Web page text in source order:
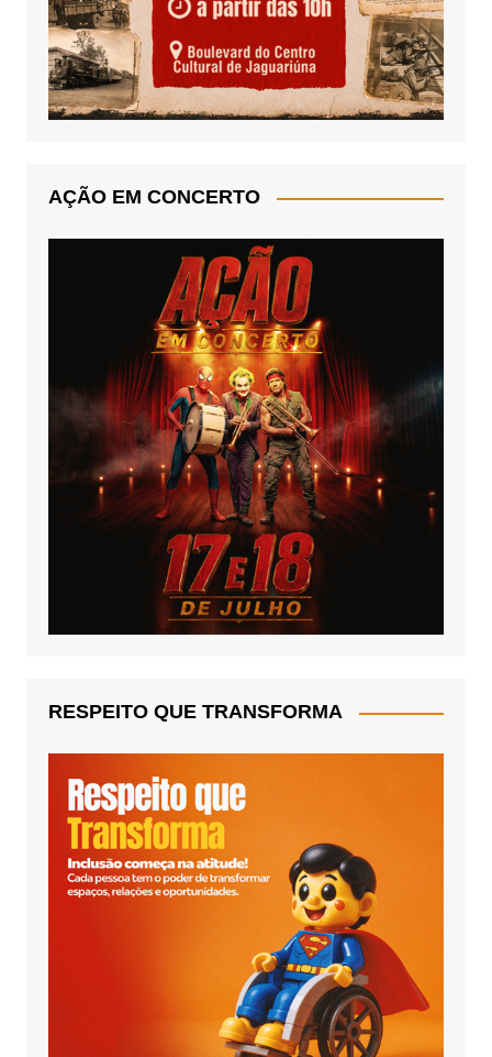
AÇÃO EM CONCERTO
RESPEITO QUE TRANSFORMA